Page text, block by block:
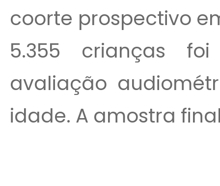
coorte prospectivo
5.355 crianças
avaliação
idade. A amostra